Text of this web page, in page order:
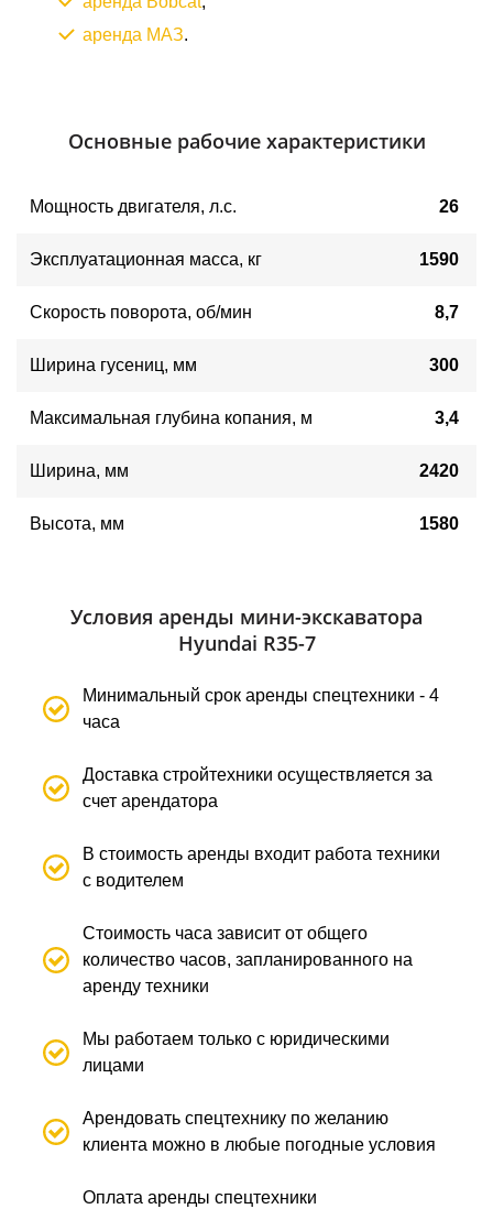
аренда МАЗ.
Основные рабочие характеристики
Мощность двигателя, л.с. 26
Эксплуатационная масса, кг 1590
Скорость поворота, об/мин 8,7
Ширина гусениц, мм 300
Максимальная глубина копания, м 3,4
Ширина, мм 2420
Высота, мм 1580
Условия аренды мини-экскаватора
Hyundai R35-7
Минимальный срок аренды спецтехники - 4
часа
Доставка стройтехники осуществляется за
счет арендатора
В стоимость аренды входит работа техники
с водителем
Стоимость часа зависит от общего
количество часов, запланированного на
аренду техники
Мы работаем только с юридическими
лицами
Арендовать спецтехнику по желанию
клиента можно в любые погодные условия
Оплата аренды спецтехники